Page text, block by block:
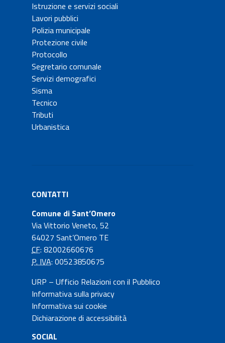
Istruzione e servizi sociali
Lavori pubblici
Polizia municipale
Protezione civile
Protocollo
Segretario comunale
Servizi demografici
Sisma
Tecnico
Tributi
Urbanistica
CONTATTI
Comune di Sant’Omero
Via Vittorio Veneto, 52
64027 Sant’Omero TE
CF: 82002660676
P. IVA: 00523850675
URP – Ufficio Relazioni con il Pubblico
Informativa sulla privacy
Informativa sui cookie
Dichiarazione di accessibilità
SOCIAL